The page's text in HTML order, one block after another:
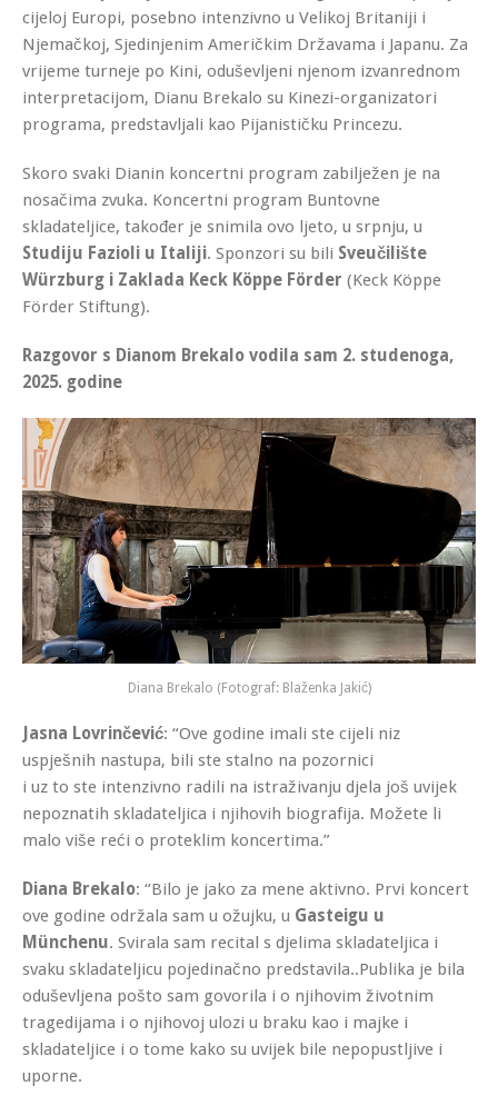
cijeloj Europi, posebno intenzivno u Velikoj Britaniji i
Njemačkoj, Sjedinjenim Američkim Državama i Japanu. Za
vrijeme turneje po Kini, oduševljeni njenom izvanrednom
interpretacijom, Dianu Brekalo su Kinezi-organizatori
programa, predstavljali kao Pijanističku Princezu.
Skoro svaki Dianin koncertni program zabilježen je na
nosačima zvuka. Koncertni program Buntovne
skladateljice, također je snimila ovo ljeto, u srpnju, u
Studiju Fazioli u Italiji. Sponzori su bili Sveučilište
Würzburg i Zaklada Keck Köppe Förder (Keck Köppe
Förder Stiftung).
Razgovor s Dianom Brekalo vodila sam 2. studenoga,
2025. godine
Diana Brekalo (Fotograf: Blaženka Jakić)
Jasna Lovrinčević: “Ove godine imali ste cijeli niz
uspješnih nastupa, bili ste stalno na pozornici
i uz to ste intenzivno radili na istraživanju djela još uvijek
nepoznatih skladateljica i njihovih biografija. Možete li
malo više reći o proteklim koncertima.”
Diana Brekalo: “Bilo je jako za mene aktivno. Prvi koncert
ove godine održala sam u ožujku, u Gasteigu u
Münchenu. Svirala sam recital s djelima skladateljica i
svaku skladateljicu pojedinačno predstavila..Publika je bila
oduševljena pošto sam govorila i o njihovim životnim
tragedijama i o njihovoj ulozi u braku kao i majke i
skladateljice i o tome kako su uvijek bile nepopustljive i
uporne.